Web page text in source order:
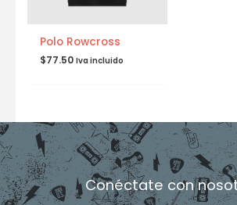
Polo Rowcross
$77.50 Iva incluido
Conéctate con